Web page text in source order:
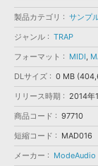
ソフトウェア／
DAW »
効果音 »
BGM »
ニュースレタ
SONICWIREブ
DTMガイド »
FAQ »
お問い合わせ »
ソフト音源
ソフトウェア
フォーマット
ランキング
製品カテゴリ
サンプ
ジャンル
TRAP
フォーマット
MIDI,
DLサイズ
0 MB
リリース時期
2014年
商品コード
97710
短縮コード
MAD016
メーカー
ModeAudio